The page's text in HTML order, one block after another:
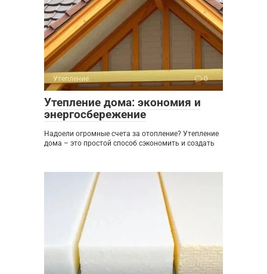
Утепление 0
Утепление дома: экономия и
энергосбережение
Надоели огромные счета за отопление? Утепление
дома – это простой способ сэкономить и создать